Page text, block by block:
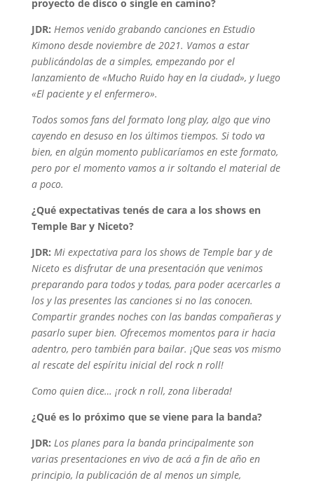
proyecto de disco o single en camino?
JDR: Hemos venido grabando canciones en Estudio
Kimono desde noviembre de 2021. Vamos a estar
publicándolas de a simples, empezando por el
lanzamiento de «Mucho Ruido hay en la ciudad», y luego
«El paciente y el enfermero».
Todos somos fans del formato long play, algo que vino
cayendo en desuso en los últimos tiempos. Si todo va
bien, en algún momento publicaríamos en este formato,
pero por el momento vamos a ir soltando el material de
a poco.
¿Qué expectativas tenés de cara a los shows en
Temple Bar y Niceto?
JDR: Mi expectativa para los shows de Temple bar y de
Niceto es disfrutar de una presentación que venimos
preparando para todos y todas, para poder acercarles a
los y las presentes las canciones si no las conocen.
Compartir grandes noches con las bandas compañeras y
pasarlo super bien. Ofrecemos momentos para ir hacia
adentro, pero también para bailar. ¡Que seas vos mismo
al rescate del espíritu inicial del rock n roll!
Como quien dice… ¡rock n roll, zona liberada!
¿Qué es lo próximo que se viene para la banda?
JDR: Los planes para la banda principalmente son
varias presentaciones en vivo de acá a fin de año en
principio, la publicación de al menos un simple,